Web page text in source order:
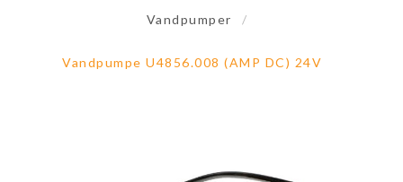
Vandpumper /
Vandpumpe U4856.008 (AMP DC) 24V